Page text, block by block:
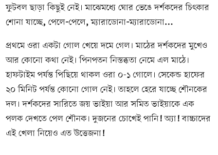
ফুটবল ছাড়া কিছুই নেই। মাঝেমধ্যে ঘোর ভেঙে দর্শকদের চিত্কার
শোনা যাচ্ছে, পেলে-পেলে,ম্যারাডোনা-ম্যারাডোনা...
প্রথমে ওরা একটা গোল খেয়ে দমে গেল। মাঠের দর্শকদের মুখেও
আর কোনো কথা নেই। পিনপতন নিস্তব্ধতা নেমে এল মাঠে।
হাফটাইম পর্যন্ত পিছিয়ে থাকল ওরা ০-১ গোলে। সেকেন্ড হাফের
২০ মিনিট পর্যন্ত কোনো গোল নেই। তাহলে হেরে যাচ্ছে শৌনকের
দল। দর্শকদের সারিতে জয় ভাইয়া আর সমিত ভাইয়াকে এক
পলক দেখতে পেল শৌনক। দুজনের চোখেই পানি!অ্যা!বাচ্চাদের
এই খেলা নিয়েও এত উত্তেজনা!